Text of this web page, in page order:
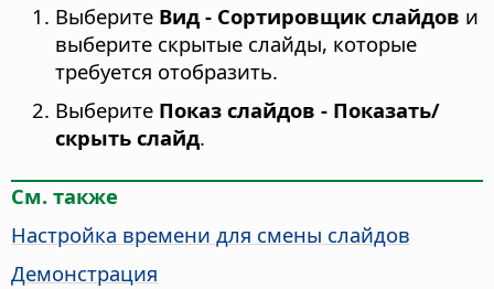
Выберите Вид - Сортировщик слайдов и
выберите скрытые слайды, которые
требуется отобразить.
Выберите Показ слайдов - Показать/
скрыть слайд.
См. также
Настройка времени для смены слайдов
Демонстрация